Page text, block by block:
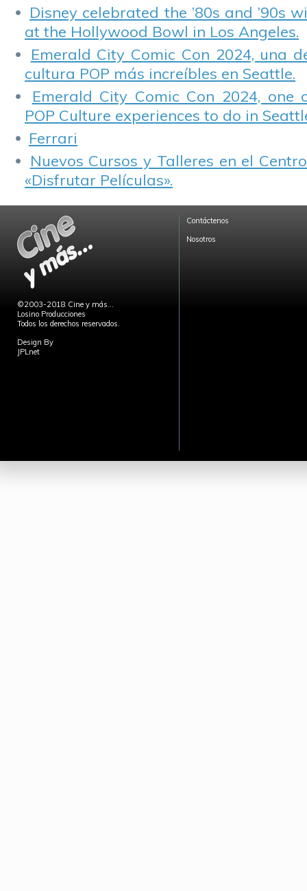
Disney celebrated the ’80s and ’90s
at the Hollywood Bowl in Los Angeles.
Emerald City Comic Con 2024, una
cultura POP más increíbles en Seattle.
Emerald City Comic Con 2024,
POP Culture experiences to do in
Ferrari
Nuevos Cursos y Talleres en el
«Disfrutar Películas».
©2003-2018 Cine y más...
Losino Producciones
Todos los derechos reservados.
Design By
JPLnet
Contáctenos
Nosotros